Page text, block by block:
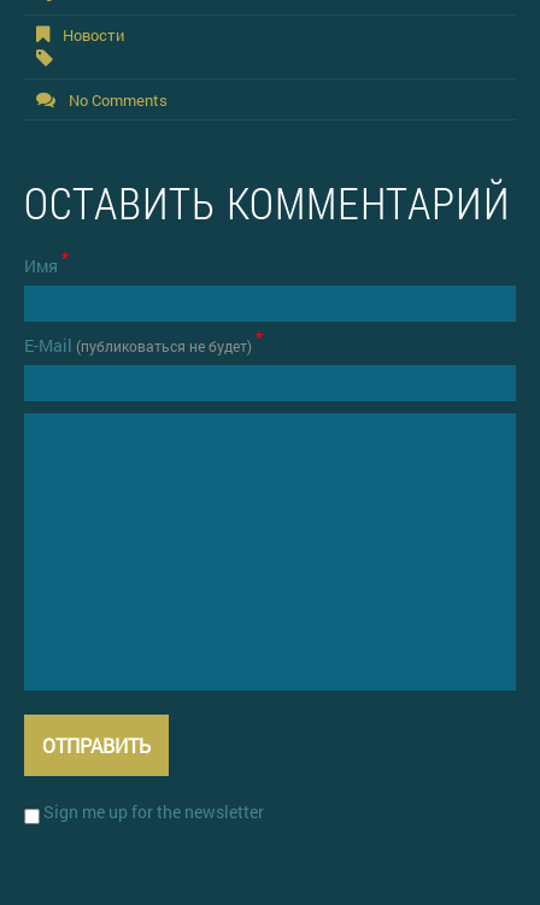
Новости
No Comments
ОСТАВИТЬ КОММЕНТАРИЙ
Имя *
Е-Mail (публиковаться не будет) *
Sign me up for the newsletter